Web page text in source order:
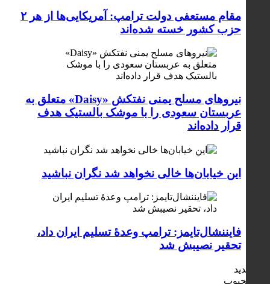
مقام مستعفی دولت ترامپ: آمریکایی‌ها از هر ۲
حزب کشور خسته شده‌اند
نیروهای مسلح یمنی نفتکش «Daisy» متعلق به
عربستان سعودی را با موشک بالستیک هدف
قرار داده‌اند
این خیابان‌ها خالی نخواهد شد نگران نباشید
فایننشال‌تایمز: ترامپ وعدۀ تسلیم ایران داد،
تحقیر نصیبش شد
جدید
محبوب